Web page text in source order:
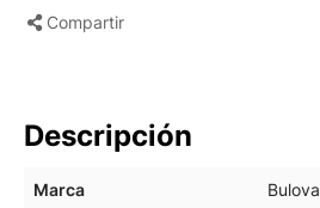
Compartir
Descripción
Marca Bulova